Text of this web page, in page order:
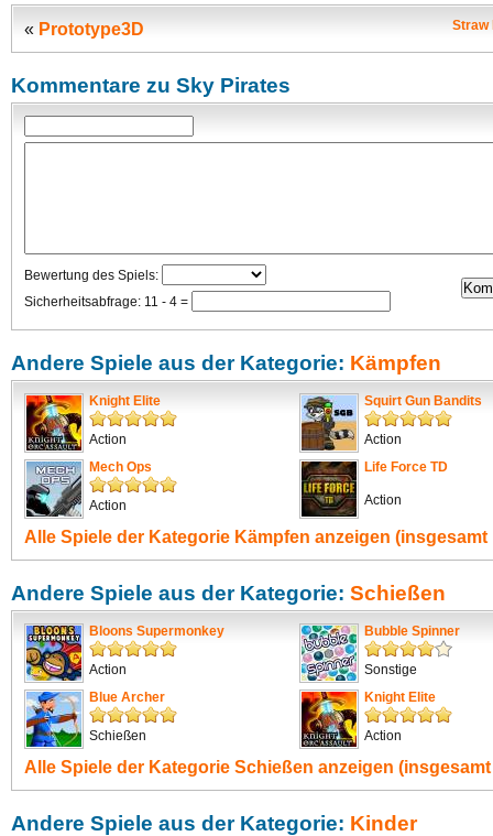
Straw
« Prototype3D
Kommentare zu Sky Pirates
Bewertung des Spiels:
Sicherheitsabfrage: 11 - 4 =
Andere Spiele aus der Kategorie: Kämpfen
Knight Elite
Action
Squirt Gun Bandits
Action
Mech Ops
Action
Life Force TD
Action
Alle Spiele der Kategorie Kämpfen anzeigen (insgesamt
Andere Spiele aus der Kategorie: Schießen
Bloons Supermonkey
Action
Bubble Spinner
Sonstige
Blue Archer
Schießen
Knight Elite
Action
Alle Spiele der Kategorie Schießen anzeigen (insgesamt
Andere Spiele aus der Kategorie: Kinder